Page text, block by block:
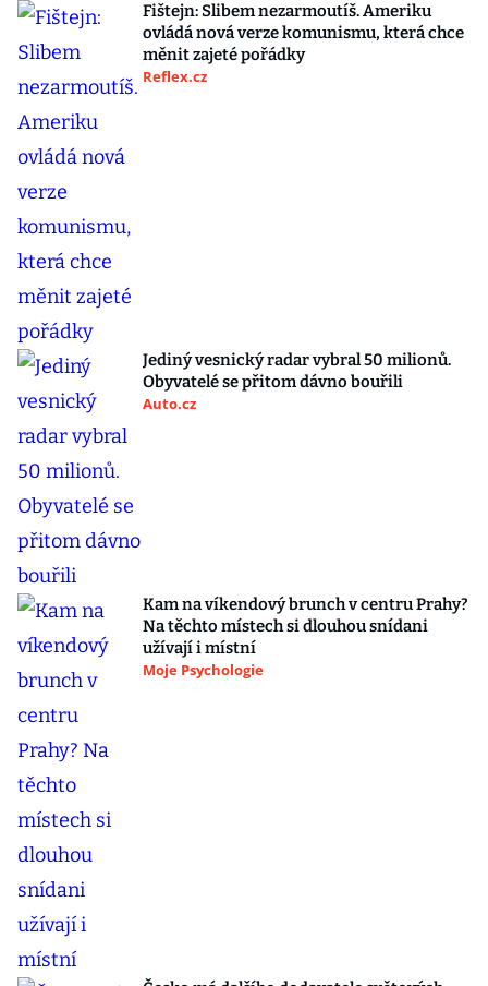
Fištejn: Slibem nezarmoutíš. Ameriku
ovládá nová verze komunismu, která chce
měnit zajeté pořádky
Reflex.cz
Jediný vesnický radar vybral 50 milionů.
Obyvatelé se přitom dávno bouřili
Auto.cz
Kam na víkendový brunch v centru Prahy?
Na těchto místech si dlouhou snídani
užívají i místní
Moje Psychologie